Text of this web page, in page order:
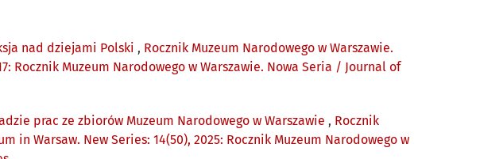
nad dziejami Polski , Rocznik Muzeum Narodowego w Warszawie.
Rocznik Muzeum Narodowego w Warszawie. Nowa Seria / Journal of
prac ze zbiorów Muzeum Narodowego w Warszawie , Rocznik
in Warsaw. New Series: 14(50), 2025: Rocznik Muzeum Narodowego w